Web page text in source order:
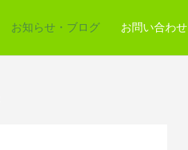
お知らせ・ブログ お問い合わせ